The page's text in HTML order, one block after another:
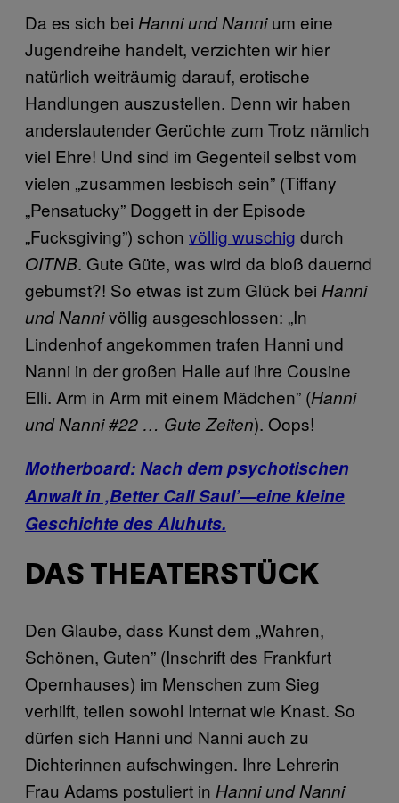
Da es sich bei Hanni und Nannium eine
Jugendreihe handelt, verzichten wir hier
natürlich weiträumig darauf, erotische
Handlungen auszustellen. Denn wir haben
anderslautender Gerüchte zum Trotz nämlich
viel Ehre! Und sind im Gegenteil selbst vom
vielen „zusammen lesbisch sein” (Tiffany
„Pensatucky” Doggett in der Episode
„Fucksgiving”) schon völlig wuschig durch
OITNB. Gute Güte, was wird da bloß dauernd
gebumst?! So etwas ist zum Glück bei Hanni
und Nannivöllig ausgeschlossen: „In
Lindenhof angekommen trafen Hanni und
Nanni in der großen Halle auf ihre Cousine
Elli. Arm in Arm mit einem Mädchen” (Hanni
und Nanni #22 … Gute Zeiten). Oops!
Motherboard: Nach dem psychotischen
Anwalt in ‚Better Call Saul’—eine kleine
Geschichte des Aluhuts.
DAS THEATERSTÜCK
Den Glaube, dass Kunst dem „Wahren,
Schönen, Guten” (Inschrift des Frankfurt
Opernhauses) im Menschen zum Sieg
verhilft, teilen sowohl Internat wie Knast. So
dürfen sich Hanni und Nanni auch zu
Dichterinnen aufschwingen. Ihre Lehrerin
Frau Adams postuliert in Hanni und Nanni